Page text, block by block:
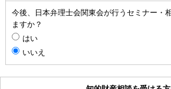
今後、日本弁理士会関東会が行うセミナー・
ますか？
はい
いいえ